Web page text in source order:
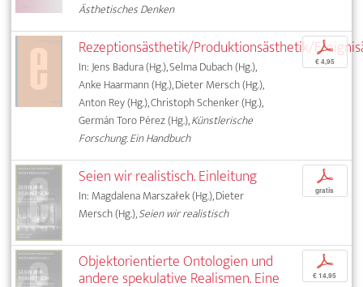
Ästhetisches Denken
Rezeptionsästhetik/Produktionsästhetik/
In: Jens Badura (Hg.), Selma Dubach (Hg.),
Anke Haarmann (Hg.), Dieter Mersch (Hg.),
Anton Rey (Hg.), Christoph Schenker (Hg.),
Germán Toro Pérez (Hg.),Künstlerische
Forschung. Ein Handbuch
p
€ 4,95
Seien wir realistisch. Einleitung
In: Magdalena Marszałek (Hg.), Dieter
Mersch (Hg.),Seien wir realistisch
p
gratis
Objektorientierte Ontologien und
andere spekulative Realismen. Eine
p
€ 14,95